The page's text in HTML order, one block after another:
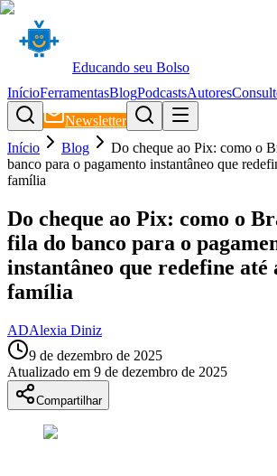
Educando seu Bolso
InícioFerramentasBlogPodcastsAutores
Newsletter
Início
Blog
Do cheque ao Pix: como o
banco para o pagamento instantâneo que
família
Do cheque ao Pix: como o
fila do banco para o
instantâneo que redefine até
família
ADAlexia Diniz
9 de dezembro de 2025
Atualizado em 9 de dezembro de 2025
Compartilhar